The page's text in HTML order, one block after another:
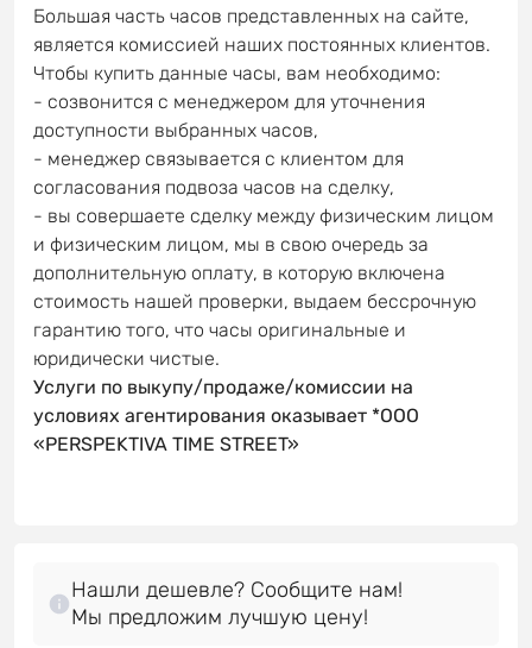
Большая часть часов представленных на сайте,
является комиссией наших постоянных клиентов.
Чтобы купить данные часы, вам необходимо:
- созвонится с менеджером для уточнения
доступности выбранных часов,
- менеджер связывается с клиентом для
согласования подвоза часов на сделку,
- вы совершаете сделку между физическим лицом
и физическим лицом, мы в свою очередь за
дополнительную оплату, в которую включена
стоимость нашей проверки, выдаем бессрочную
гарантию того, что часы оригинальные и
юридически чистые.
Услуги по выкупу/продаже/комиссии на
условиях агентирования оказывает *OOO
«PERSPEKTIVA TIME STREET»
Нашли дешевле? Сообщите нам!
Мы предложим лучшую цену!